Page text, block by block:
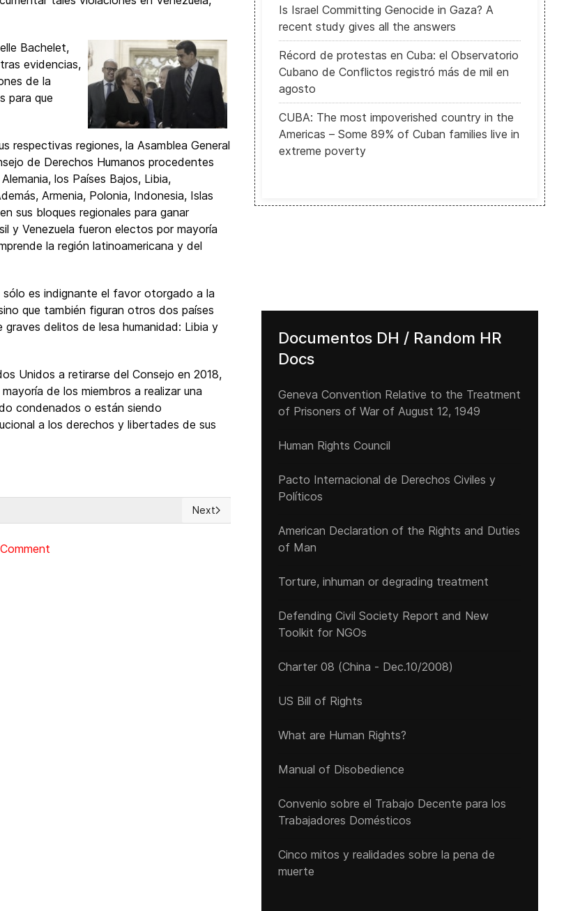
Bachelet,
evidencias,
de la
para que
respectivas regiones, la Asamblea General
de Derechos Humanos procedentes
los Países Bajos, Libia,
Armenia, Polonia, Indonesia, Islas
sus bloques regionales para ganar
y Venezuela fueron electos por mayoría
la región latinoamericana y del
sólo es indignante el favor otorgado a la
que también figuran otros dos países
delitos de lesa humanidad: Libia y
Unidos a retirarse del Consejo en 2018,
de los miembros a realizar una
condenados o están siendo
a los derechos y libertades de sus
hemisféricos y de la OEA reclamando un cambio democrático en CubaNext article: DEMOCRATIC REPUBLIC OF CONGO: Warlord Sought by the
Next
Is Israel Committing Genocide in Gaza? A
recent study gives all the answers
Récord de protestas en Cuba: el Observatorio
Cubano de Conflictos registró más de mil en
agosto
CUBA: The most impoverished country in the
Americas – Some 89% of Cuban families live in
extreme poverty
Documentos DH / Random HR
Docs
Geneva Convention Relative to the Treatment
of Prisoners of War of August 12, 1949
Human Rights Council
Pacto Internacional de Derechos Civiles y
Políticos
American Declaration of the Rights and Duties
of Man
Torture, inhuman or degrading treatment
Defending Civil Society Report and New
Toolkit for NGOs
Charter 08 (China - Dec.10/2008)
US Bill of Rights
What are Human Rights?
Manual of Disobedience
Convenio sobre el Trabajo Decente para los
Trabajadores Domésticos
Cinco mitos y realidades sobre la pena de
muerte